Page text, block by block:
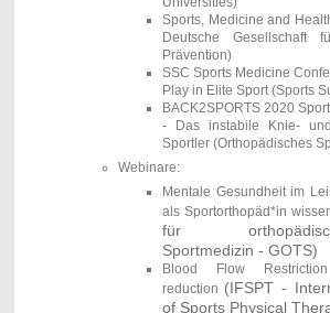
Sports, Medicine and
Deutsche Gesellschaft
Prävention)
SSC Sports Medicine
Play in Elite Sport (Sports
BACK2SPORTS 2020
- Das instabile Knie-
Sportler (Orthopädisches
Webinare:
Mentale Gesundheit im
als Sportorthopäd*in
für orthopädisch-
Sportmedizin - GOTS)
Blood Flow
reduction (IFSPT -
of Sports Physical